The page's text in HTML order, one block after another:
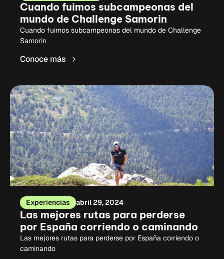
Cuando fuimos subcampeonas del
mundo de Challenge Samorin
Cuando fuimos subcampeonas del mundo de Challenge
Samorin
Conoce más
Experiencias abril 29, 2024
Las mejores rutas para perderse
por España corriendo o caminando
Las mejores rutas para perderse por España corriendo o
caminando